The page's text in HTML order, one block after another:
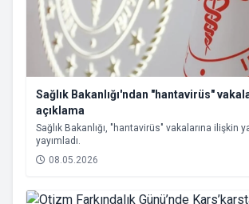
Sağlık Bakanlığı'ndan "hantavirüs"
açıklama
Sağlık Bakanlığı, "hantavirüs" vakalarına ilişkin
yayımladı.
08.05.2026